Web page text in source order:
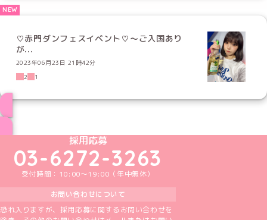
♡赤門ダンフェスイベント♡〜ご入国あり
が...
2023年06月23日 21時42分
2
1
めいどりーみんTikTok公式アカウント
めいどりーみんX公式アカウント
めいどりーみんInstagram公式アカウント
めいどりーみんFacebook公式アカウン
めいどりーみんYouTube公式アカ
採用応募
03-6272-3263
受付時間：10:00～19:00（年中無休）
お問い合わせについて
恐れ入りますが、採用応募に関するお問い合わせを